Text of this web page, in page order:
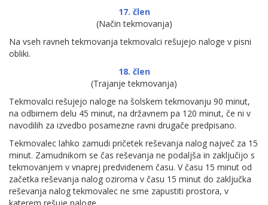
17. člen
(Način tekmovanja)
Na vseh ravneh tekmovanja tekmovalci rešujejo naloge v pisni
obliki.
18. člen
(Trajanje tekmovanja)
Tekmovalci rešujejo naloge na šolskem tekmovanju 90 minut,
na odbirnem delu 45 minut, na državnem pa 120 minut, če ni v
navodilih za izvedbo posamezne ravni drugače predpisano.
Tekmovalec lahko zamudi pričetek reševanja nalog največ za 15
minut. Zamudnikom se čas reševanja ne podaljša in zaključijo s
tekmovanjem v vnaprej predvidenem času. V času 15 minut od
začetka reševanja nalog oziroma v času 15 minut do zaključka
reševanja nalog tekmovalec ne sme zapustiti prostora, v